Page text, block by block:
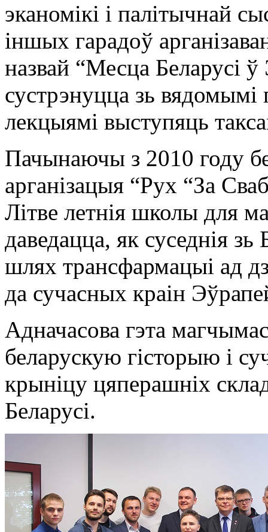
эканомікі і палітычнай
іншых гарадоў
назвай “Месца Беларусі
сустрэнуцца зь вядомымі
лекцыямі выступяць
Пачынаючы з 2010 году
арганізацыя “Рух “За
Літве летнія школы для
даведацца, як суседнія
шлях трансфармацыі ад
да сучасных краін
Адначасова гэта
беларускую гісторыю і
крыніцу цяперашніх
Беларусі.